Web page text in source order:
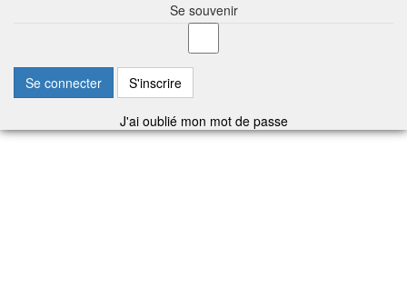
Se souvenir
Se connecter S'inscrire
J'ai oublié mon mot de passe